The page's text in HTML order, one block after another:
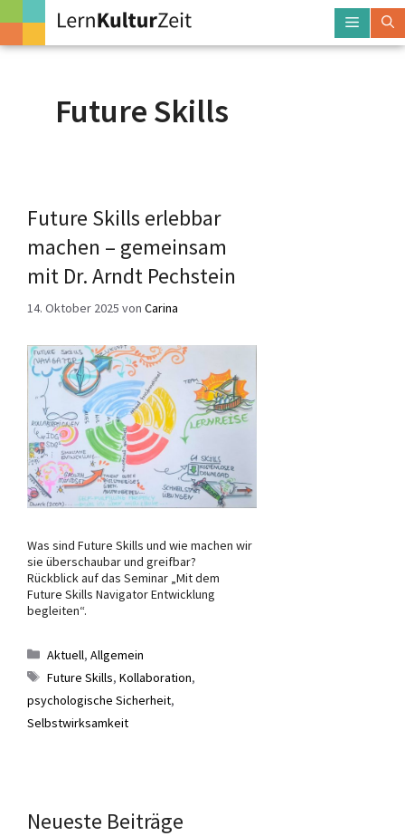
Inhalt
Menü
Future Skills
Future Skills erlebbar
machen – gemeinsam
mit Dr. Arndt Pechstein
14. Oktober 2025 von Carina
Was sind Future Skills und wie machen wir
sie überschaubar und greifbar?
Rückblick auf das Seminar „Mit dem
Future Skills Navigator Entwicklung
begleiten“.
Kategorien
Aktuell,Allgemein
Schlagwörter
Future Skills,Kollaboration,
psychologische Sicherheit,
Selbstwirksamkeit
Neueste Beiträge